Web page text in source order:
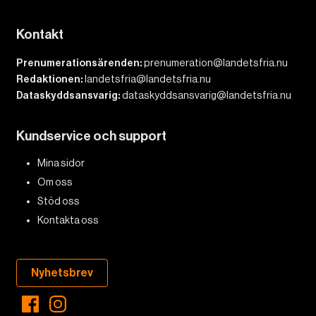
Kontakt
Prenumerationsärenden:prenumeration@landetsfria.nu
Redaktionen: landetsfria@landetsfria.nu
Dataskyddsansvarig:dataskyddsansvarig@landetsfria.nu
Kundservice och support
Mina sidor
Om oss
Stöd oss
Kontakta oss
Nyhetsbrev